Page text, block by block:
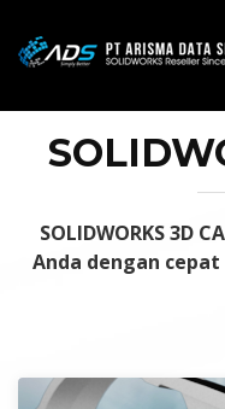
SOLIDWORKS 3D
Anda dengan